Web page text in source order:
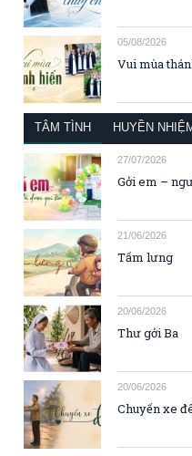
05/08/2026
Vui mùa
TÂM TÌNH HUYỀN
27/07/2026
Gởi em –
21/06/2026
Tấm lưng
20/06/2026
Thư gởi Ba
20/06/2026
Chuyến xe